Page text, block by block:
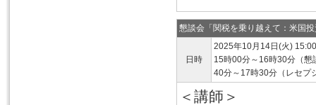
懇談会「関税を乗り越えて：米国
日時
2025年10月14日(火)
15時00分～16時30分（懇
40分～17時30分（レセプ
＜講師＞